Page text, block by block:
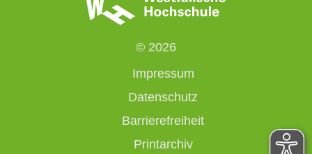
© 2026
Impressum
Datenschutz
Barrierefreiheit
Printarchiv